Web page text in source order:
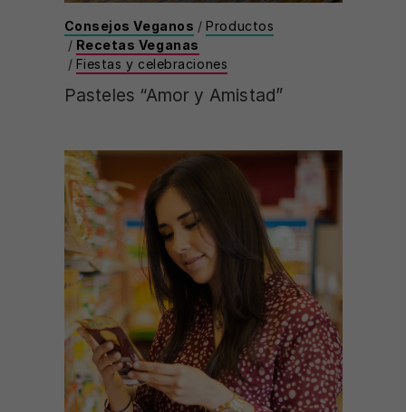
Consejos Veganos / Productos
/ Recetas Veganas
/ Fiestas y celebraciones
Pasteles “Amor y Amistad”